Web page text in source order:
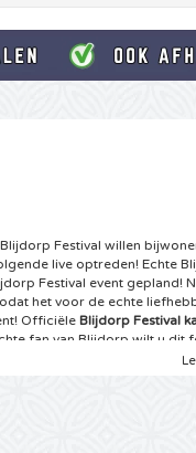
Festival willen
live optreden! Echte
Festival event gepland!
het voor de echte
Officiële Blijdorp Festival
fan van Blijdorp wilt u dit
gevonden: voor de beste
Blijdorp Festival fans